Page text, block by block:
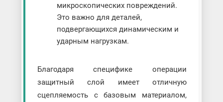
микроскопических повреждений.
Это важно для деталей,
подвергающихся динамическим и
ударным нагрузкам.
Благодаря специфике операции
защитный слой имеет отличную
сцепляемость с базовым материалом,